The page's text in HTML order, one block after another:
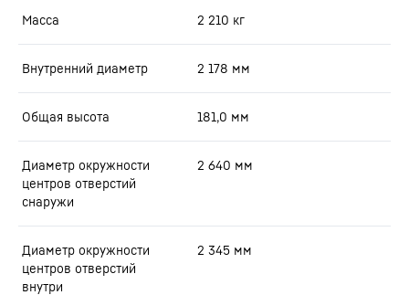
Масса 2 210 кг
Внутренний диаметр 2 178 мм
Общая высота 181,0 мм
Диаметр окружности
центров отверстий
снаружи
2 640 мм
Диаметр окружности
центров отверстий
внутри
2 345 мм